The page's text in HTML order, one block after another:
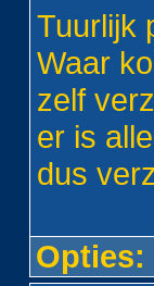
Tuurlijk
Waar
zelf
er is
dus
Opties: